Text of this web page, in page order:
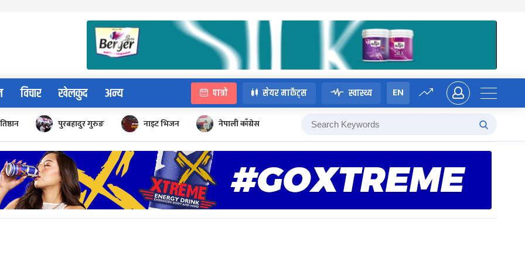
विचार खेलकुद अन्य पात्रो सेयर मार्केट्स स्वास्थ्य EN
पुरबहादुर गुरुङ नाइट भिजन नेपाली काँग्रेस